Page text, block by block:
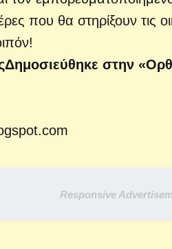
που θα στηρίξουν τις
Δημοσιεύθηκε στην
Responsive